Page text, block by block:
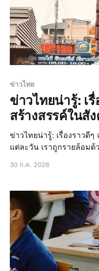
ข่าวไทย
ข่าวไทยน่ารู้: เ
สร้างสรรค์ในสั
ข่าวไทยน่ารู้: เรื่องราวดีๆ
แต่ละวัน เราถูกรายล้อม
ออนไลน์ที่หมุนไปอย่างรว
30 ก.ค. 2026